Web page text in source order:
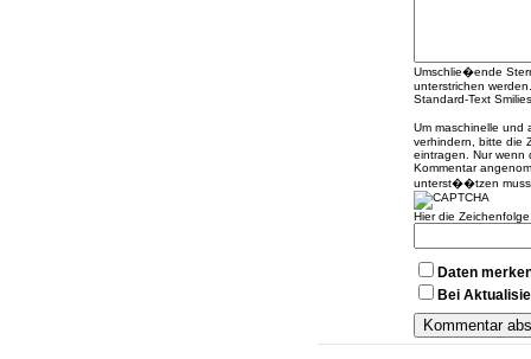
Umschlie�ende
unterstrichen werden.
Standard-Text
Um maschinelle
verhindern, bitte die
eintragen. Nur wenn
Kommentar
unterst��tzen muss
Hier die
Daten
Bei